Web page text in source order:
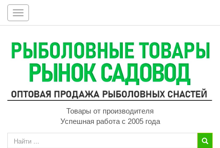
Toggle
navigation
Товары от производителя
Успешная работа с 2005 года